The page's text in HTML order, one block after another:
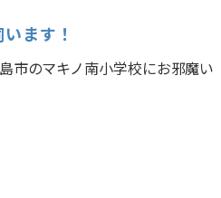
ます！
市のマキノ南小学校にお邪魔い